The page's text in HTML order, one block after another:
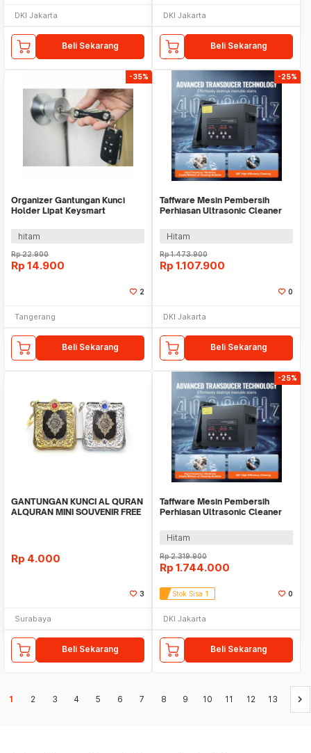
DKI Jakarta
Beli Sekarang
DKI Jakarta
Beli Sekarang
-35%
Organizer Gantungan Kunci
Holder Lipat Keysmart
hitam
Rp22.900
Rp 14.900
2
Tangerang
Beli Sekarang
-25%
Taffware Mesin Pembersih
Perhiasan Ultrasonic Cleaner
Hitam
Rp1.473.900
Rp 1.107.900
0
DKI Jakarta
Beli Sekarang
GANTUNGAN KUNCI AL QURAN
ALQURAN MINI SOUVENIR FREE
Rp 4.000
3
Surabaya
Beli Sekarang
-25%
Taffware Mesin Pembersih
Perhiasan Ultrasonic Cleaner
Hitam
Rp2.319.900
Rp 1.744.000
Stok Sisa 1 0
DKI Jakarta
Beli Sekarang
1 2 3 4 5 6 7 8 9 10 11 12 13 keyboard_arrow_right